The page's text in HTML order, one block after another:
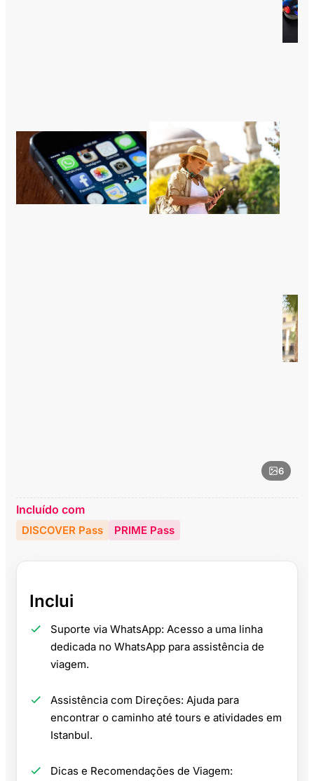
6
Incluído com
DISCOVER Pass PRIME Pass
Inclui
Suporte via WhatsApp: Acesso a uma linha
dedicada no WhatsApp para assistência de
viagem.
Assistência com Direções: Ajuda para
encontrar o caminho até tours e atividades em
Istanbul.
Dicas e Recomendações de Viagem: